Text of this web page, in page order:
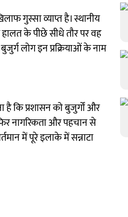
गुस्सा व्याप्त है। स्थानीय
के पीछे सीधे तौर पर वह
लोग इन प्रक्रियाओं के नाम
है कि प्रशासन को बुजुर्गों और
नागरिकता और पहचान से
में पूरे इलाके में सन्नाटा